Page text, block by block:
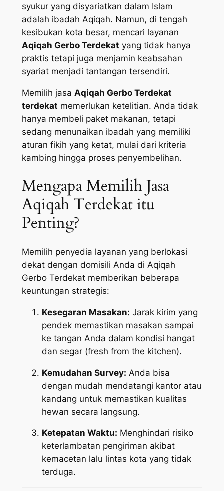
syukur yang disyariatkan dalam Islam
adalah ibadah Aqiqah. Namun, di tengah
kesibukan kota besar, mencari layanan
Aqiqah Gerbo Terdekat yang tidak hanya
praktis tetapi juga menjamin keabsahan
syariat menjadi tantangan tersendiri.
Memilih jasa Aqiqah Gerbo Terdekat
terdekat memerlukan ketelitian. Anda tidak
hanya membeli paket makanan, tetapi
sedang menunaikan ibadah yang memiliki
aturan fikih yang ketat, mulai dari kriteria
kambing hingga proses penyembelihan.
Mengapa Memilih Jasa
Aqiqah Terdekat itu
Penting?
Memilih penyedia layanan yang berlokasi
dekat dengan domisili Anda di Aqiqah
Gerbo Terdekat memberikan beberapa
keuntungan strategis:
Kesegaran Masakan: Jarak kirim yang
pendek memastikan masakan sampai
ke tangan Anda dalam kondisi hangat
dan segar (fresh from the kitchen).
Kemudahan Survey: Anda bisa
dengan mudah mendatangi kantor atau
kandang untuk memastikan kualitas
hewan secara langsung.
Ketepatan Waktu: Menghindari risiko
keterlambatan pengiriman akibat
kemacetan lalu lintas kota yang tidak
terduga.